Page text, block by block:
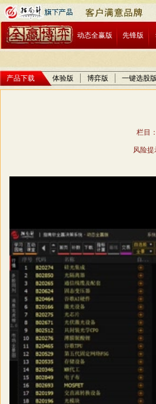
动态全赢版 先锋版
产品下载 体验版 博弈版 一键选股版
栏目
风险